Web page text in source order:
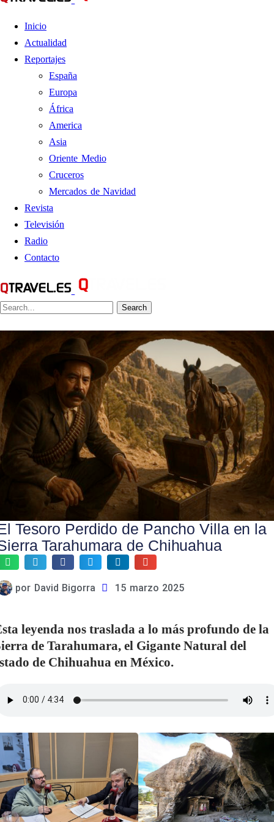
Inicio
Actualidad
Reportajes
España
Europa
África
America
Asia
Oriente Medio
Cruceros
Mercados de Navidad
Revista
Televisión
Radio
Contacto
Search
Tesoro Perdido de Pancho Villa en la
Tarahumara de Chihuahua
por David Bigorra 15 marzo 2025
leyenda nos traslada a lo más profundo de la
de Tarahumara, el Gigante Natural del
de Chihuahua en México.